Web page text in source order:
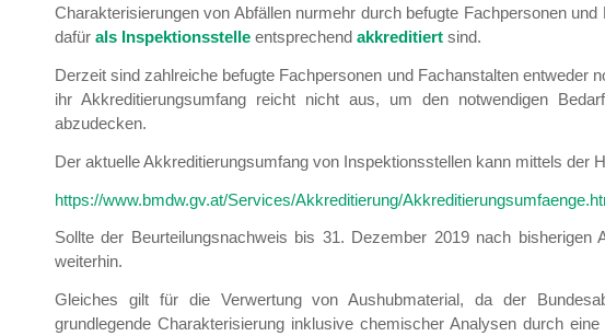
Charakterisierungen von Abfällen nurmehr durch befugte Fachpersonen
dafür als Inspektionsstelle entsprechend akkreditiert sind.
Derzeit sind zahlreiche befugte Fachpersonen und Fachanstalten entweder
ihr Akkreditierungsumfang reicht nicht aus, um den notwendigen
abzudecken.
Der aktuelle Akkreditierungsumfang von Inspektionsstellen kann mittels der
https://www.bmdw.gv.at/Services/Akkreditierung/
Sollte der Beurteilungsnachweis bis 31. Dezember 2019 nach bisherigen
weiterhin.
Gleiches gilt für die Verwertung von Aushubmaterial, da der
grundlegende Charakterisierung inklusive chemischer Analysen durch